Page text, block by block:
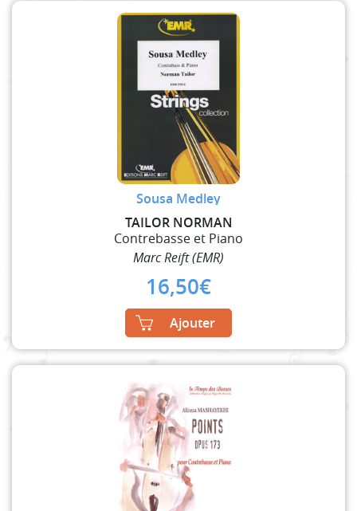
Sousa Medley
TAILOR NORMAN
Contrebasse et Piano
Marc Reift (EMR)
16,50€
Ajouter